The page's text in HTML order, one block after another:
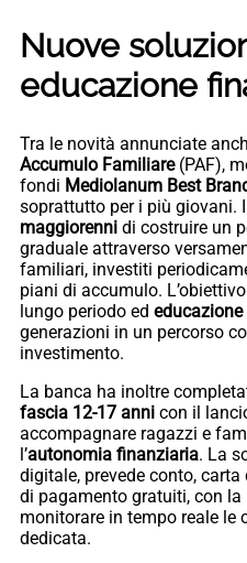
Nuove
educazione
Tra le novità annunciate
Accumulo Familiare (PAF),
fondi Mediolanum Best
soprattutto per i più giovani.
maggiorenni di costruire un
graduale attraverso
familiari, investiti
piani di accumulo.
lungo periodo ed
generazioni in un percorso
investimento.
La banca ha inoltre
fascia 12-17 anni con il
accompagnare ragazzi e
l’autonomia finanziaria. La
digitale, prevede conto,
di pagamento gratuiti, con
monitorare in tempo reale le
dedicata.